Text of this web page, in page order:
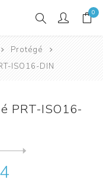
0
Protégé
ISO16-DIN
PRT-ISO16-